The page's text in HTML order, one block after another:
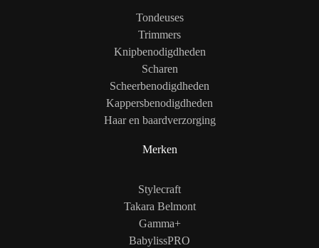
Tondeuses
Trimmers
Knipbenodigdheden
Scharen
Scheerbenodigdheden
Kappersbenodigdheden
Haar en baardverzorging
Merken
Stylecraft
Takara Belmont
Gamma+
BabylissPRO